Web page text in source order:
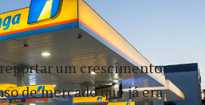
um crescimento
de mercado que já era